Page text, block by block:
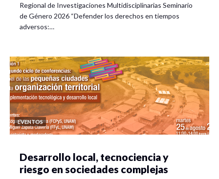
Regional de Investigaciones Multidisciplinarias Seminario
de Género 2026 “Defender los derechos en tiempos
adversos:…
EVENTOS
Desarrollo local, tecnociencia y
riesgo en sociedades complejas